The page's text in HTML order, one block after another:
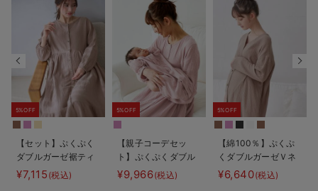
入院準備の持ち物チェック
5%OFF
【セット】ぷくぷく
ダブルガーゼ裾ティ
アード3WAYワンピ
ース＆産後も使える
¥7,115 (税込)
5%OFF
【親子コーデセッ
ト】ぷくぷくダブル
ガーゼ裾ティアード
3WAYワンピース＆
¥9,966(税込)
5%OFF
【綿100％】ぷくぷ
くダブルガーゼＶネ
ックワンピ＆産前産
後使えるレギンスパ
¥6,640(税込)